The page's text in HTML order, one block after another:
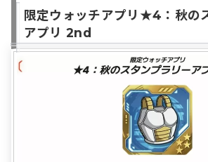
限定ウォッチアプリ★4：秋の
アプリ 2nd